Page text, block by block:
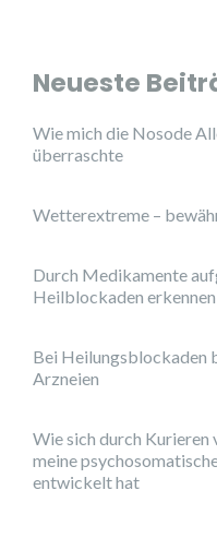
Neueste
Wie mich die Nosode
überraschte
Wetterextreme –
Durch Medikamente
Heilblockaden
Bei Heilungsblockaden
Arzneien
Wie sich durch Kurieren
meine
entwickelt hat